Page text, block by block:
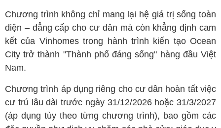
Chương trình không chỉ mang lại hệ giá trị sống toàn
diện – đẳng cấp cho cư dân mà còn khẳng định cam
kết của Vinhomes trong hành trình kiến tạo Ocean
City trở thành "Thành phố đáng sống" hàng đầu Việt
Nam.
Chương trình áp dụng riêng cho cư dân hoàn tất việc
cư trú lâu dài trước ngày 31/12/2026 hoặc 31/3/2027
(áp dụng tùy theo từng chương trình), bao gồm các